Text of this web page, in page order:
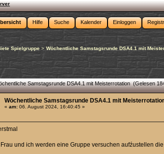
Hilfe Suche Kalender Einloggen
Spielgruppe> Wöchentliche Samstagsrunde DSA4.1 mit
Samstagsrunde DSA4.1 mit Meisterrotation (Gelesen
Wöchentliche Samstagsrunde DSA4.1 mit
«am: 06. August 2024, 16:40:45 »
und ich werden eine Gruppe versuchen aufźustellen